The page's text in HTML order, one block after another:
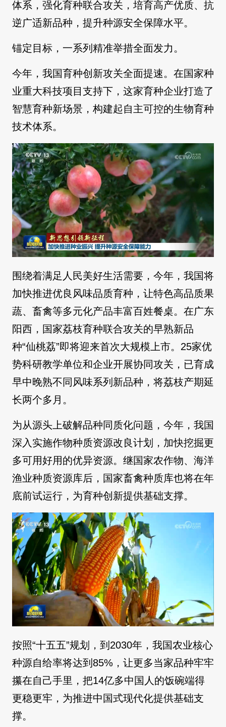
体系，强化育种联合攻关，培育高产优质、抗
逆广适新品种，提升种源安全保障水平。
锚定目标，一系列精准举措全面发力。
今年，我国育种创新攻关全面提速。在国家种
业重大科技项目支持下，这家育种企业打造了
智慧育种新场景，构建起自主可控的生物育种
技术体系。
围绕着满足人民美好生活需要，今年，我国将
加快推进优良风味品质育种，让特色高品质果
蔬、畜禽等多元化产品丰富百姓餐桌。在广东
阳西，国家荔枝育种联合攻关的早熟新品
种“仙桃荔”即将迎来首次大规模上市。25家优
势科研教学单位和企业开展协同攻关，已育成
早中晚熟不同风味系列新品种，将荔枝产期延
长两个多月。
为从源头上破解品种同质化问题，今年，我国
深入实施作物种质资源改良计划，加快挖掘更
多可用好用的优异资源。继国家农作物、海洋
渔业种质资源库后，国家畜禽种质库也将在年
底前试运行，为育种创新提供基础支撑。
按照“十五五”规划，到2030年，我国农业核心
种源自给率将达到85%，让更多当家品种牢牢
攥在自己手里，把14亿多中国人的饭碗端得
更稳更牢，为推进中国式现代化提供基础支
撑。